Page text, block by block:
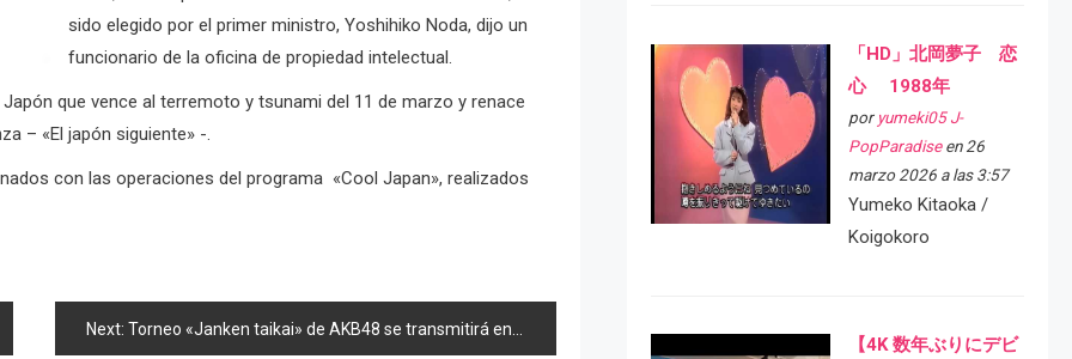
sido elegido por el primer ministro, Yoshihiko Noda, dijo un
funcionario de la oficina de propiedad intelectual.
que vence al terremoto y tsunami del 11 de marzo y renace
– «El japón siguiente» -.
con las operaciones del programa «Cool Japan», realizados
Next: Torneo «Janken taikai» de AKB48 se transmitirá en vivo a Tailandia y Singapur
「HD」北岡夢子 恋
心 1988年
por yumeki05 J-
PopParadiseen 26
marzo 2026 a las 3:57
Yumeko Kitaoka /
Koigokoro
【4K 数年ぶりにデビ